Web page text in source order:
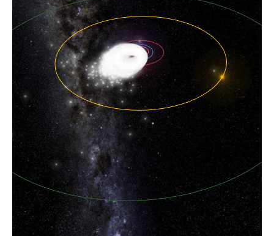
نجوم و هوا فضا
زمین و محیط زیست
خودرو
سرگرمی
دانستنی‌ها
بازی
طنز
فال
مسابقه
اخبار